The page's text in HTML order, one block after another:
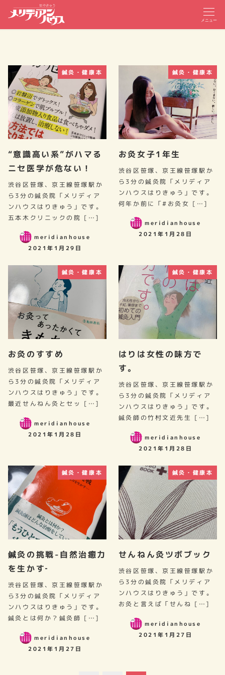
メニュー
鍼灸・健康本
“意識高い系”がハマる
ニセ医学が危ない！
渋谷区笹塚、京王線笹塚駅か
ら3分の鍼灸院「メリディア
ンハウスはりきゅう」です。
五本木クリニックの院 […]
meridianhouse
2021年1月29日
鍼灸・健康本
お灸女子1年生
渋谷区笹塚、京王線笹塚駅か
ら3分の鍼灸院「メリディア
ンハウスはりきゅう」です。
何年か前に「#お灸女 […]
meridianhouse
2021年1月28日
鍼灸・健康本
お灸のすすめ
渋谷区笹塚、京王線笹塚駅か
ら3分の鍼灸院「メリディア
ンハウスはりきゅう」です。
最近せんねん灸とセッ […]
meridianhouse
2021年1月28日
鍼灸・健康本
はりは女性の味方で
す。
渋谷区笹塚、京王線笹塚駅か
ら3分の鍼灸院「メリディア
ンハウスはりきゅう」です。
鍼灸師の竹村文近先生 […]
meridianhouse
2021年1月28日
鍼灸・健康本
鍼灸の挑戦-自然治癒力
を生かす‐
渋谷区笹塚、京王線笹塚駅か
ら3分の鍼灸院「メリディア
ンハウスはりきゅう」です。
鍼灸とは何か？鍼灸師 […]
meridianhouse
2021年1月27日
鍼灸・健康本
せんねん灸ツボブック
渋谷区笹塚、京王線笹塚駅か
ら3分の鍼灸院「メリディア
ンハウスはりきゅう」です。
お灸と言えば「せんね […]
meridianhouse
2021年1月27日